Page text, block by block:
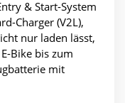
& Start-System
Charger (V2L),
nur laden lässt,
Bike bis zum
mit